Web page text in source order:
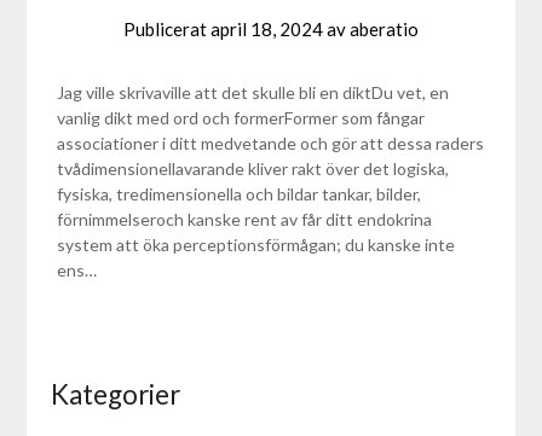
Publiceratapril 18, 2024avaberatio
Jag ville skrivaville att det skulle bli en diktDu vet, en
vanlig dikt med ord och formerFormer som fångar
associationer i ditt medvetande och gör att dessa raders
tvådimensionellavarande kliver rakt över det logiska,
fysiska, tredimensionella och bildar tankar, bilder,
förnimmelseroch kanske rent av får ditt endokrina
system att öka perceptionsförmågan; du kanske inte
ens…
Kategorier